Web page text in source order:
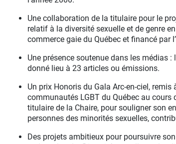
Une collaboration de la titulaire pour le
relatif à la diversité sexuelle et de genre
commerce gaie du Québec et financé par
Une présence soutenue dans les médias
donné lieu à 23 articles ou émissions.
Un prix Honoris du Gala Arc-en-ciel,
communautés LGBT du Québec au cours
titulaire de la Chaire, pour souligner son
personnes des minorités sexuelles,
Des projets ambitieux pour poursuivre